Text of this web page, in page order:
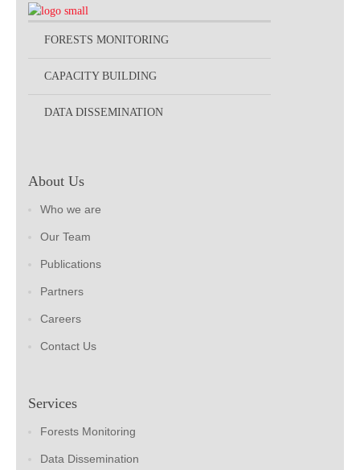
FORESTS MONITORING
CAPACITY BUILDING
DATA DISSEMINATION
About Us
Who we are
Our Team
Publications
Partners
Careers
Contact Us
Services
Forests Monitoring
Data Dissemination